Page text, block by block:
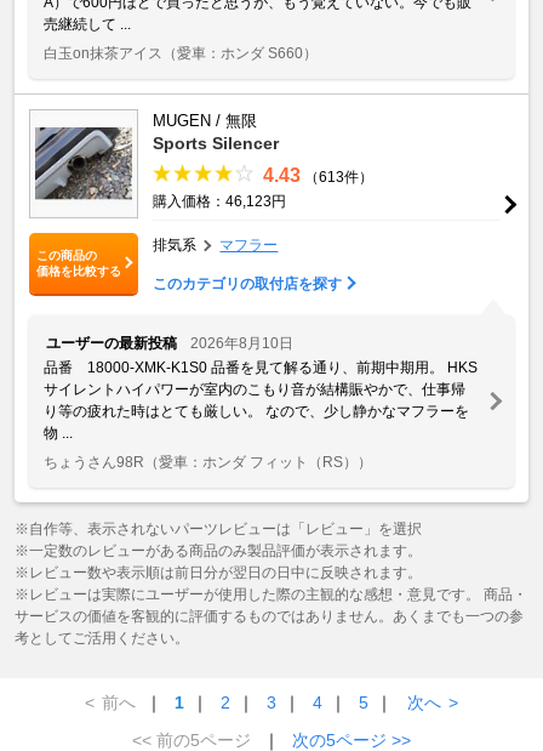
売継続して ...
白玉on抹茶アイス
（愛車：ホンダ S660）
この商品の
価格を比較する
MUGEN / 無限
Sports Silencer
4.43
（613件）
購入価格：46,123円
排気系 マフラー
このカテゴリの取付店を探す
ユーザーの最新投稿
2026年8月10日
品番 18000-XMK-K1S0 品番を見て解る通り、前期中期用。 HKS
サイレントハイパワーが室内のこもり音が結構賑やかで、仕事帰
り等の疲れた時はとても厳しい。 なので、少し静かなマフラーを
物 ...
ちょうさん98R （愛車：ホンダ フィット（RS））
※自作等、表示されないパーツレビューは「レビュー」を選択
※一定数のレビューがある商品のみ製品評価が表示されます。
※レビュー数や表示順は前日分が翌日の日中に反映されます。
※レビューは実際にユーザーが使用した際の主観的な感想・意見です。 商品・
サービスの価値を客観的に評価するものではありません。あくまでも一つの参
考としてご活用ください。
< 前へ ｜ 1 ｜ 2 ｜ 3 ｜ 4 ｜ 5 ｜ 次へ >
<< 前の5ページ
｜ 次の5ページ >>